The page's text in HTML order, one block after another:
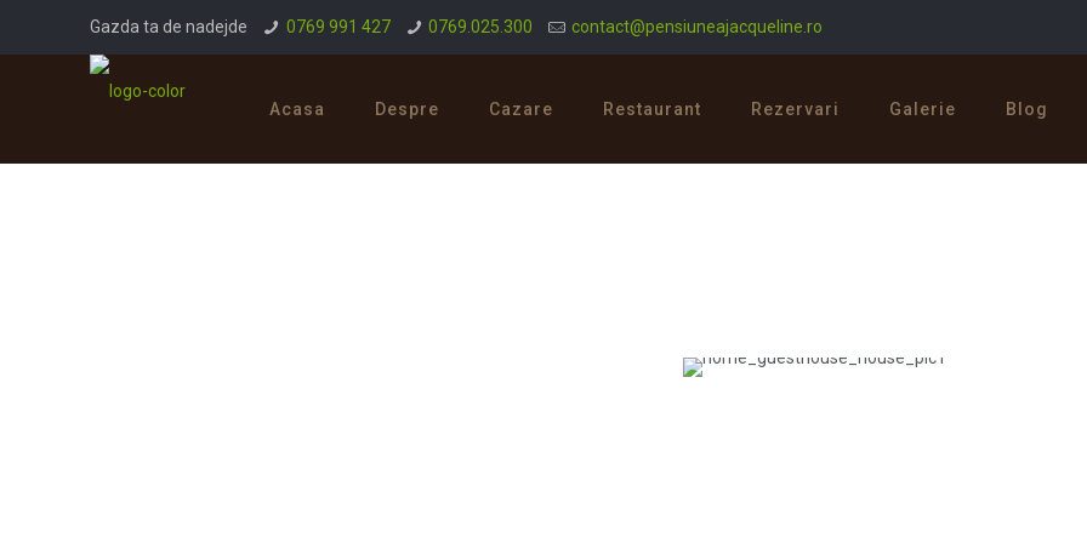
Gazda ta de nadejde 0769 991 427 0769.025.300 contact@pensiuneajacqueline.ro
Acasa Despre Cazare Restaurant Rezervari Galerie Blog